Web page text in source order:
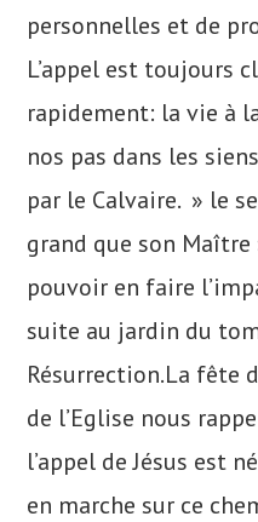
personnelles et de
L’appel est toujours
rapidement: la vie à
nos pas dans les
par le Calvaire. » le
grand que son
pouvoir en faire
suite au jardin du
Résurrection.La fête
de l’Eglise nous
l’appel de Jésus est
en marche sur ce